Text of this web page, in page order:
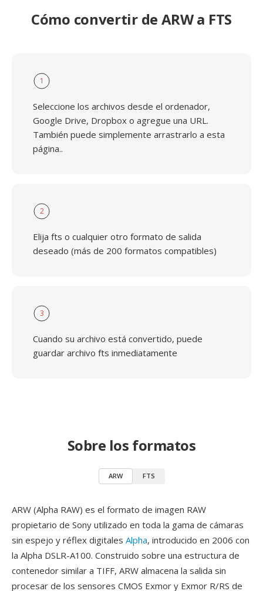
Cómo convertir de ARW a FTS
1
Seleccione los archivos desde el ordenador,
Google Drive, Dropbox o agregue una URL.
También puede simplemente arrastrarlo a esta
página..
2
Elija fts o cualquier otro formato de salida
deseado (más de 200 formatos compatibles)
3
Cuando su archivo está convertido, puede
guardar archivo fts inmediatamente
Sobre los formatos
ARW FTS
ARW (Alpha RAW) es el formato de imagen RAW
propietario de Sony utilizado en toda la gama de cámaras
sin espejo y réflex digitales Alpha, introducido en 2006 con
la Alpha DSLR-A100. Construido sobre una estructura de
contenedor similar a TIFF, ARW almacena la salida sin
procesar de los sensores CMOS Exmor y Exmor R/RS de